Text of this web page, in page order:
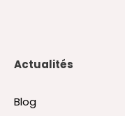
Actualités
Blog